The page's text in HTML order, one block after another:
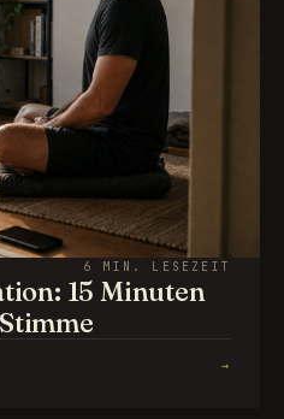
6 MIN. LESEZEIT
15 Minuten
→